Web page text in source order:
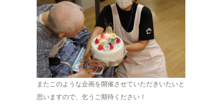
またこのような企画を開催させていただきいたいと
思いますので、乞うご期待ください！